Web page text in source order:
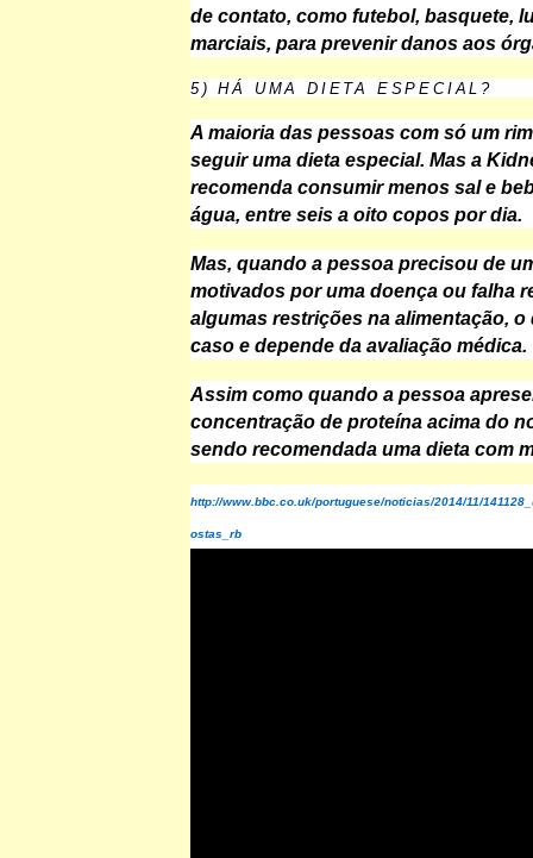
de contato, como futebol, basquete,
marciais, para prevenir danos aos
5) HÁ UMA DIETA ESPECIAL?
A maioria das pessoas com só um
seguir uma dieta especial. Mas a
recomenda consumir menos sal e
água, entre seis a oito copos por dia.
Mas, quando a pessoa precisou de
motivados por uma doença ou falha
algumas restrições na alimentação, o
caso e depende da avaliação médica.
Assim como quando a pessoa
concentração de proteína acima do
sendo recomendada uma dieta com
http://www.bbc.co.uk/portuguese/noticias/2014/11/
ostas_rb